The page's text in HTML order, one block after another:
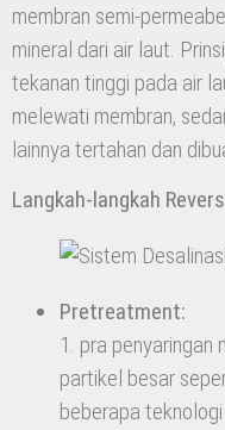
membran semi-
mineral dari air laut.
tekanan tinggi pada air
melewati membran,
lainnya tertahan dan
Langkah-langkah
Pretreatment:
1. pra penyaringan
partikel besar
beberapa